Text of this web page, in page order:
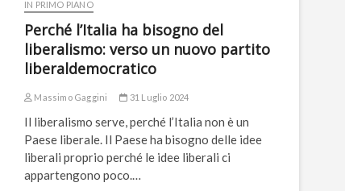
IN PRIMO PIANO
Perché l’Italia ha bisogno del
liberalismo: verso un nuovo partito
liberaldemocratico
Massimo Gaggini 31 Luglio 2024
Il liberalismo serve, perché l’Italia non è un
Paese liberale. Il Paese ha bisogno delle idee
liberali proprio perché le idee liberali ci
appartengono poco.…